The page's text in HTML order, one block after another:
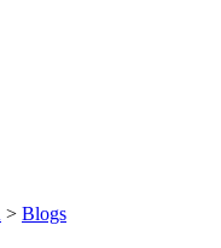
> Blogs